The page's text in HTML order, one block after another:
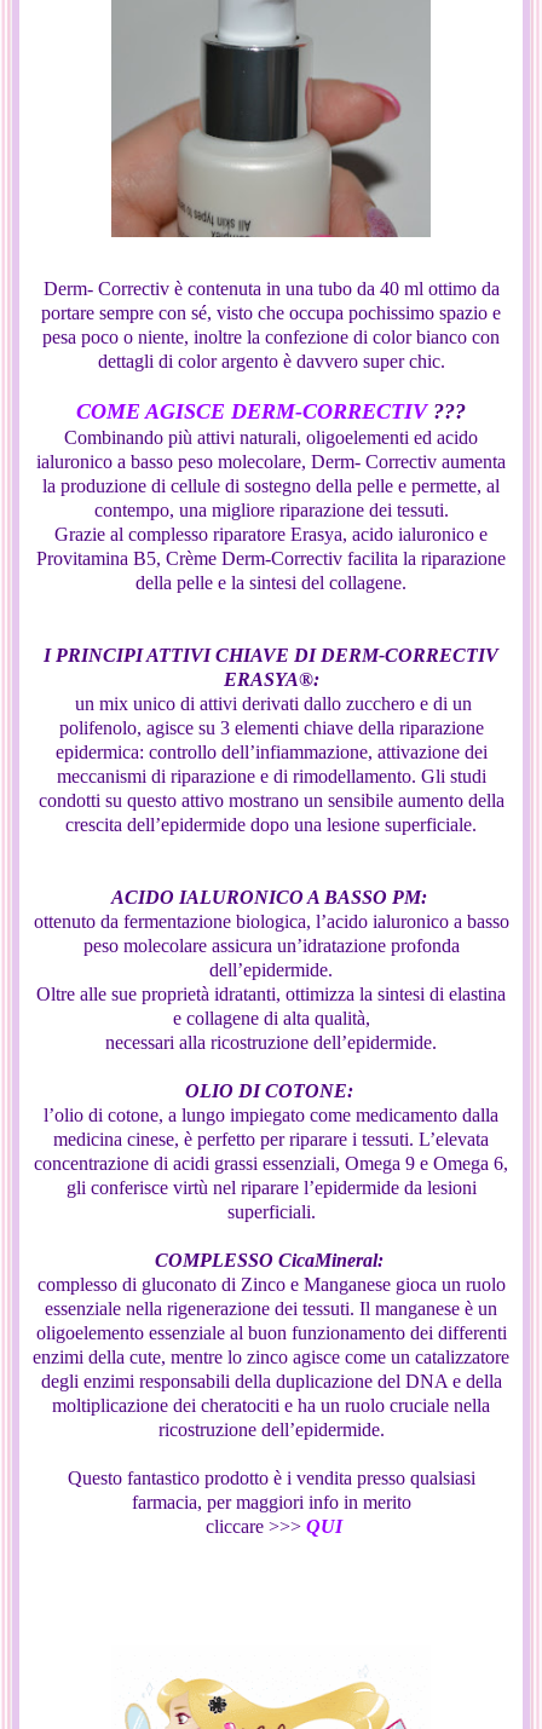
Derm- Correctiv è contenuta in una tubo da 40 ml ottimo da
portare sempre con sé, visto che occupa pochissimo spazio e
pesa poco o niente, inoltre la confezione di color bianco con
dettagli di color argento è davvero super chic.
COME AGISCE DERM-CORRECTIV ???
Combinando più attivi naturali, oligoelementi ed acido
ialuronico a basso peso molecolare, Derm- Correctiv aumenta
la produzione di cellule di sostegno della pelle e permette, al
contempo, una migliore riparazione dei tessuti.
Grazie al complesso riparatore Erasya, acido ialuronico e
Provitamina B5, Crème Derm-Correctiv facilita la riparazione
della pelle e la sintesi del collagene.
I PRINCIPI ATTIVI CHIAVE DI DERM-CORRECTIV
ERASYA®:
un mix unico di attivi derivati dallo zucchero e di un
polifenolo, agisce su 3 elementi chiave della riparazione
epidermica: controllo dell’infiammazione, attivazione dei
meccanismi di riparazione e di rimodellamento. Gli studi
condotti su questo attivo mostrano un sensibile aumento della
crescita dell’epidermide dopo una lesione superficiale.
ACIDO IALURONICO A BASSO PM:
ottenuto da fermentazione biologica, l’acido ialuronico a basso
peso molecolare assicura un’idratazione profonda
dell’epidermide.
Oltre alle sue proprietà idratanti, ottimizza la sintesi di elastina
e collagene di alta qualità,
necessari alla ricostruzione dell’epidermide.
OLIO DI COTONE:
l’olio di cotone, a lungo impiegato come medicamento dalla
medicina cinese, è perfetto per riparare i tessuti. L’elevata
concentrazione di acidi grassi essenziali, Omega 9 e Omega 6,
gli conferisce virtù nel riparare l’epidermide da lesioni
superficiali.
COMPLESSO CicaMineral:
complesso di gluconato di Zinco e Manganese gioca un ruolo
essenziale nella rigenerazione dei tessuti. Il manganese è un
oligoelemento essenziale al buon funzionamento dei differenti
enzimi della cute, mentre lo zinco agisce come un catalizzatore
degli enzimi responsabili della duplicazione del DNA e della
moltiplicazione dei cheratociti e ha un ruolo cruciale nella
ricostruzione dell’epidermide.
Questo fantastico prodotto è i vendita presso qualsiasi
farmacia, per maggiori info in merito
cliccare >>> QUI